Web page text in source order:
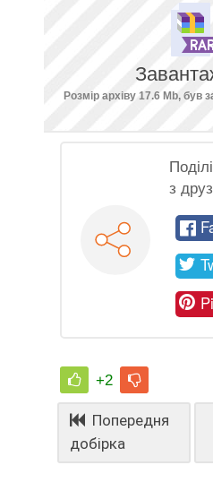
Розмір архіву 17.6 Mb, був
з
+2
Попередня
добірка